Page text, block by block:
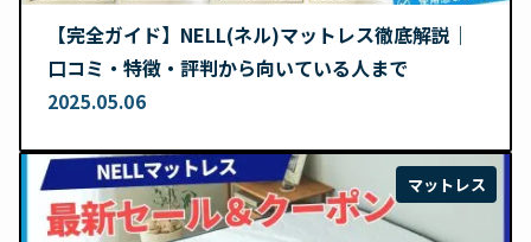
【完全ガイド】NELL(ネル)マットレス徹底解説｜
口コミ・特徴・評判から向いている人まで
2025.05.06
マットレス